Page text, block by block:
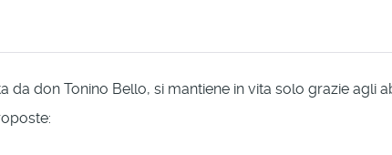
don Tonino Bello, si mantiene in vita solo grazie agli